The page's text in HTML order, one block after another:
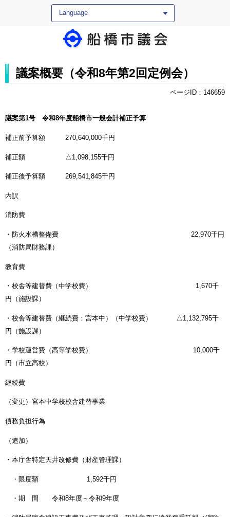
Language
議案概要（令和8年第2回定例会）
ページID：146659
議案第1号 令和8年度船橋市一般会計補正予算
補正前予算額 270,640,000千円
補正額 △1,098,155千円
補正後予算額 269,541,845千円
内訳
消防費
・防火水槽整備費 22,970千円
（消防局財務課）
教育費
・校舎等建替費（中学校費） 1,670千
円（施設課）
・校舎等建替費（継続費：宮本中）（中学校費） △1,132,795千
円（施設課）
・学校運営費（高等学校費） 10,000千
円（市立高校）
継続費
（変更）宮本中学校校舎建替事業
債務負担行為
（追加）
・本庁舎特定天井改修費（財産管理課）
・限度額 1,592千円
・期 間 令和8年度～令和9年度